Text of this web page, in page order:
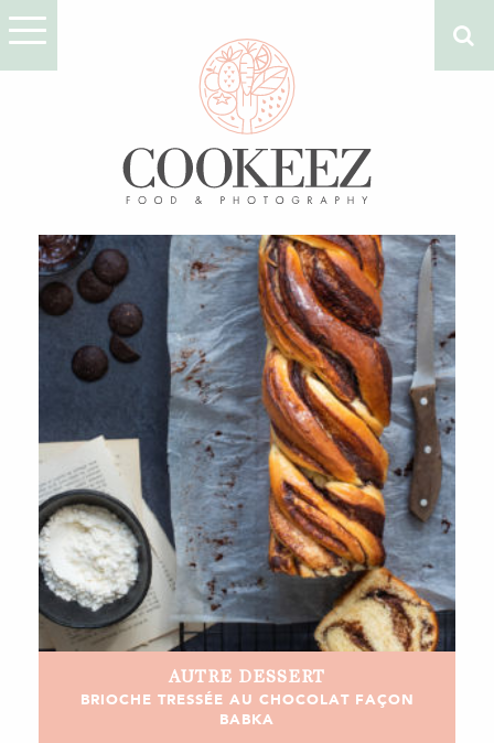
AUTRE DESSERT
BRIOCHE TRESSÉE AU CHOCOLAT FAÇON
BABKA